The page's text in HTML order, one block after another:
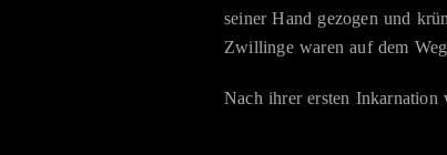
seiner Hand gezogen und
Zwillinge waren auf dem
Nach ihrer ersten Inkarnation